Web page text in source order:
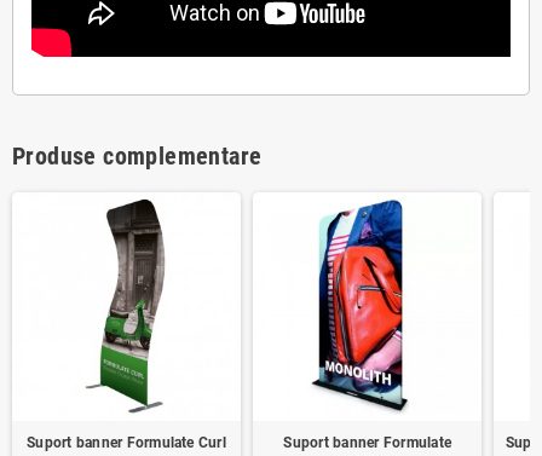
Produse complementare
Suport banner Formulate Curl
Suport banner Formulate